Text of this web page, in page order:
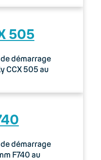
505
démarrage
CCX 505 au
démarrage
F740 au